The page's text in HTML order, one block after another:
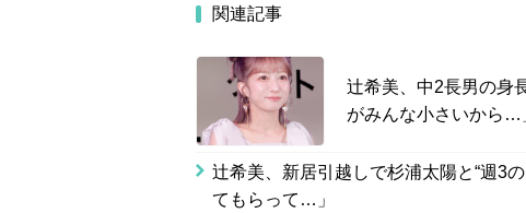
関連記事
辻希美、中2長男の身
がみんな小さいから…
辻希美、新居引越しで杉浦太陽と“週3
てもらって…」